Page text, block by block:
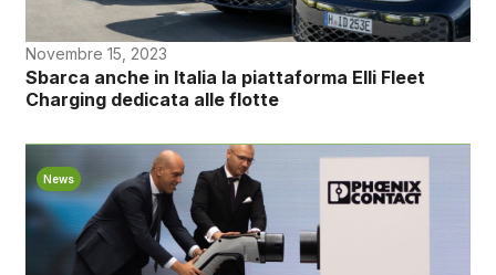
Novembre 15, 2023
Sbarca anche in Italia la piattaforma Elli Fleet
Charging dedicata alle flotte
News